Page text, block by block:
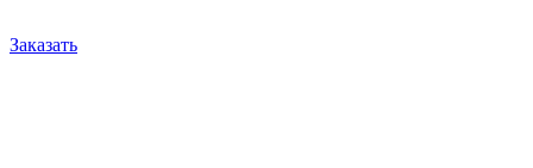
Заказать